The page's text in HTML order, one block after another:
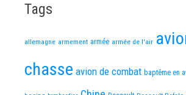
Tags
allemagne armement armée armée de l'air
chasse avion de combat baptême en